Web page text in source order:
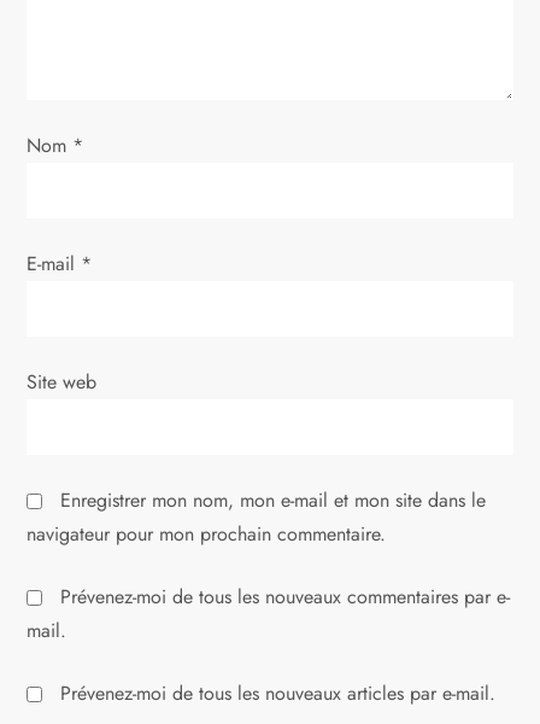
’
r
e
Nom *
E-mail *
Site web
Enregistrer mon nom, mon e-mail et mon site dans le
navigateur pour mon prochain commentaire.
Prévenez-moi de tous les nouveaux commentaires par e-
mail.
Prévenez-moi de tous les nouveaux articles par e-mail.